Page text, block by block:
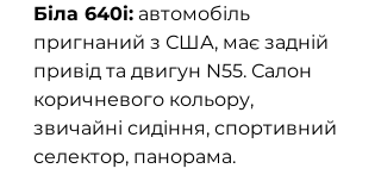
Біла 640i: автомобіль
пригнаний з США, має задній
привід та двигун N55. Салон
коричневого кольору,
звичайні сидіння, спортивний
селектор, панорама.